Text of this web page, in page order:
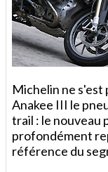
Michelin ne s'est
Anakee III le
trail : le nouveau
profondément
référence du